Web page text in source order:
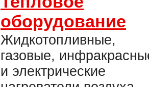
оборудование
Жидкотопливные,
газовые,
и электрические